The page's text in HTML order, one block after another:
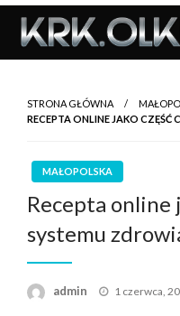
Skip
content
STRONA GŁÓWNA
RECEPTA ONLINE JAKO
MAŁOPOLSKA
Recepta online
systemu
admin 1 czerwca,